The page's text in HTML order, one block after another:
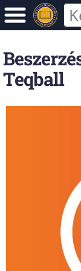
Teqball